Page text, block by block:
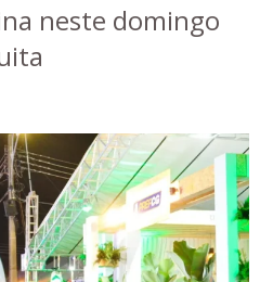
neste domingo